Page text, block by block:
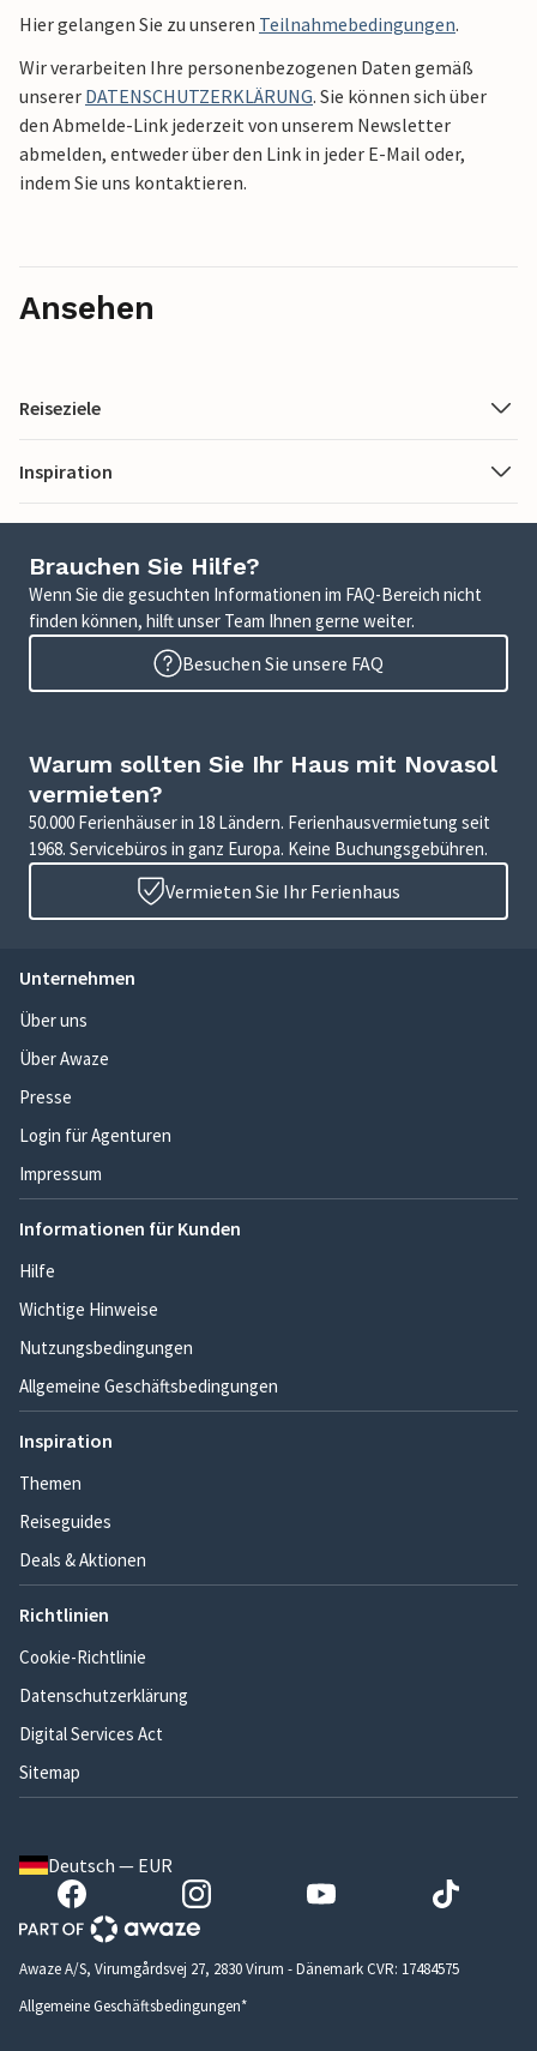
Hier gelangen Sie zu unseren Teilnahmebedingungen.
Wir verarbeiten Ihre personenbezogenen Daten gemäß
unserer DATENSCHUTZERKLÄRUNG. Sie können sich über
den Abmelde-Link jederzeit von unserem Newsletter
abmelden, entweder über den Link in jeder E-Mail oder,
indem Sie uns kontaktieren.
Ansehen
Reiseziele
Inspiration
Brauchen Sie Hilfe?
Wenn Sie die gesuchten Informationen im FAQ-Bereich nicht
finden können, hilft unser Team Ihnen gerne weiter.
Besuchen Sie unsere FAQ
Warum sollten Sie Ihr Haus mit Novasol
vermieten?
50.000 Ferienhäuser in 18 Ländern. Ferienhausvermietung seit
1968. Servicebüros in ganz Europa. Keine Buchungsgebühren.
Vermieten Sie Ihr Ferienhaus
Unternehmen
Über uns
Über Awaze
Presse
Login für Agenturen
Impressum
Informationen für Kunden
Hilfe
Wichtige Hinweise
Nutzungsbedingungen
Allgemeine Geschäftsbedingungen
Inspiration
Themen
Reiseguides
Deals & Aktionen
Richtlinien
Cookie-Richtlinie
Datenschutzerklärung
Digital Services Act
Sitemap
Deutsch — EUR
Awaze A/S, Virumgårdsvej 27, 2830 Virum - Dänemark CVR: 17484575
Allgemeine Geschäftsbedingungen*